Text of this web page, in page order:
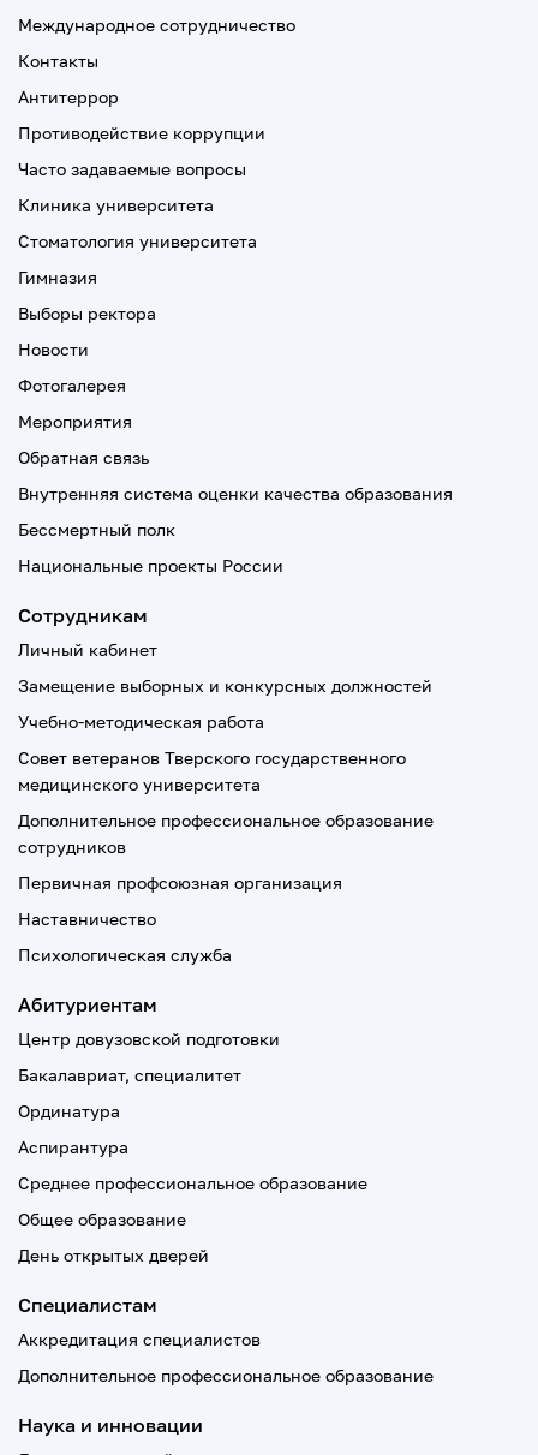
Международное сотрудничество
Контакты
Антитеррор
Противодействие коррупции
Часто задаваемые вопросы
Клиника университета
Стоматология университета
Гимназия
Выборы ректора
Новости
Фотогалерея
Мероприятия
Обратная связь
Внутренняя система оценки качества образования
Бессмертный полк
Национальные проекты России
Сотрудникам
Личный кабинет
Замещение выборных и конкурсных должностей
Учебно-методическая работа
Совет ветеранов Тверского государственного
медицинского университета
Дополнительное профессиональное образование
сотрудников
Первичная профсоюзная организация
Наставничество
Психологическая служба
Абитуриентам
Центр довузовской подготовки
Бакалавриат, специалитет
Ординатура
Аспирантура
Среднее профессиональное образование
Общее образование
День открытых дверей
Специалистам
Аккредитация специалистов
Дополнительное профессиональное образование
Наука и инновации